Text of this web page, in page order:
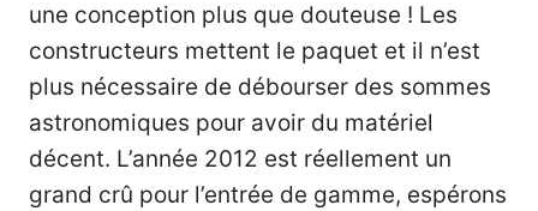
une conception plus que douteuse ! Les
constructeurs mettent le paquet et il n’est
plus nécessaire de débourser des sommes
astronomiques pour avoir du matériel
décent. L’année 2012 est réellement un
grand crû pour l’entrée de gamme, espérons